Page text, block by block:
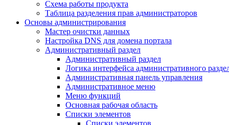
Схема работы продукта
Таблица разделения прав администраторов
Основы администрирования
Мастер очистки данных
Настройка DNS для домена портала
Административный раздел
Административный раздел
Логика интерфейса административного
Административная панель управления
Административное меню
Меню функций
Основная рабочая область
Списки элементов
Списки элементов